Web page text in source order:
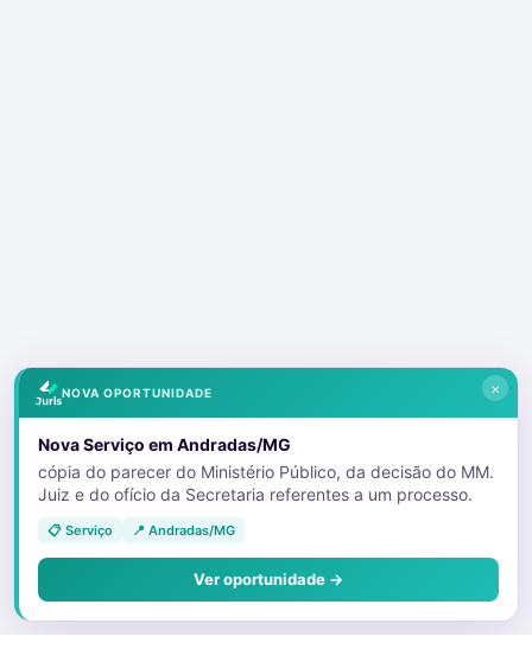
×
NOVA OPORTUNIDADE
Nova Serviço em Andradas/MG
cópia do parecer do Ministério Público, da decisão do MM.
Juiz e do ofício da Secretaria referentes a um processo.
📋 Serviço 📍 Andradas/MG
Ver oportunidade →